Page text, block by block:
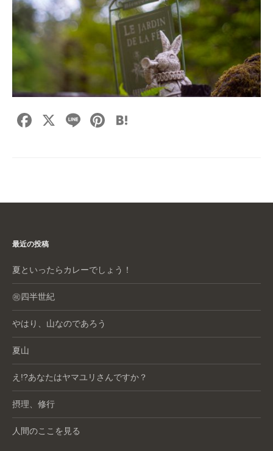
F
b
o
X
Li
Pi
st a
最近の投稿
夏といったらカレーでしょう！
㊗️四半世紀
やはり、山なのであろう
夏山
え!?あなたはヤマユリさんですか？
摂理、修行
人間のここを見る